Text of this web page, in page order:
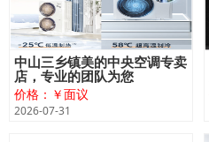
中山三乡镇美的中央空调专卖
店，专业的团队为您
价格：￥面议
2026-07-31